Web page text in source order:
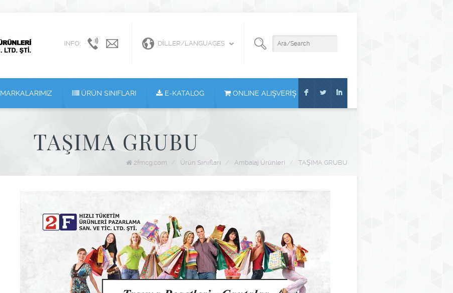
F L I
DILLER/LANGUAGES
INFO:
+90
72
72
info@2fmcg.com
MARKALARIMIZ ÜRÜN SINIFLARI E-KATALOG ONLINE ALIŞVERİŞ
TAŞIMA GRUBU
2fmcg.com Ürün Sınıfları / Ambalaj Ürünleri / TAŞIMA GRUBU